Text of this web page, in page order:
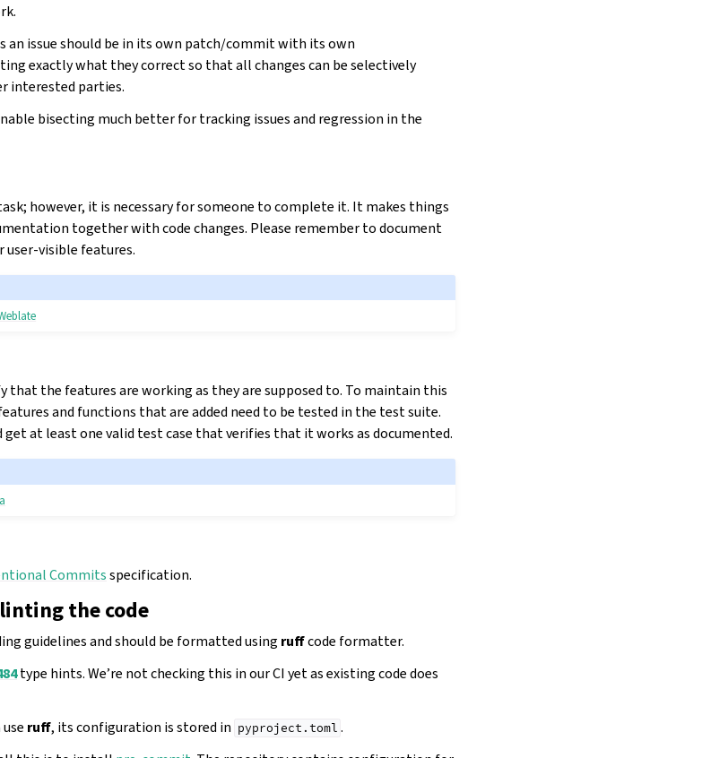
an issue should be in its own patch/commit with its own
exactly what they correct so that all changes can be selectively
interested parties.
bisecting much better for tracking issues and regression in the
however, it is necessary for someone to complete it. It makes things
together with code changes. Please remember to document
user-visible features.
that the features are working as they are supposed to. To maintain this
and functions that are added need to be tested in the test suite.
get at least one valid test case that verifies that it works as documented.
Commitsspecification.
the code
guidelines and should be formatted using ruffcode formatter.
type hints. We’re not checking this in our CI yet as existing code does
ruff, its configuration is stored in pyproject.toml .